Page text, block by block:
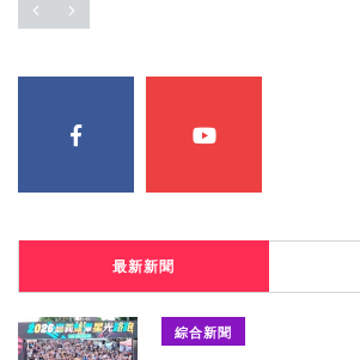
最新新聞
綜合新聞